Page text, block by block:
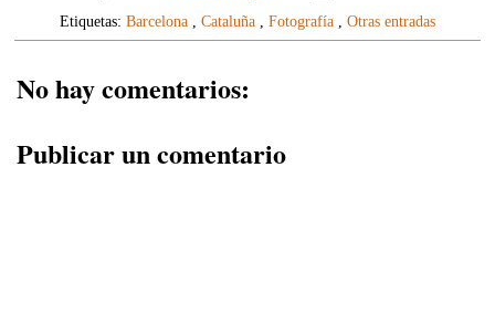
Etiquetas: Barcelona , Cataluña , Fotografía , Otras entradas
No hay comentarios:
Publicar un comentario